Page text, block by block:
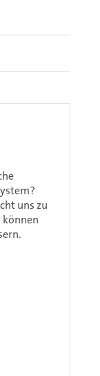
uns zu